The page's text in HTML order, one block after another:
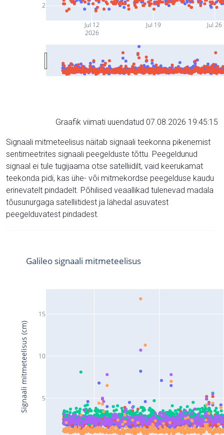
Jul 12
2026
Jul 19 Jul 26
2
Graafik viimati uuendatud 07.08.2026 19:45:15
Signaali mitmeteelisus näitab signaali teekonna pikenemist
sentimeetrites signaali peegelduste tõttu. Peegeldunud
signaal ei tule tugijaama otse satelliidilt, vaid keerukamat
teekonda pidi, kas ühe- või mitmekordse peegelduse kaudu
erinevatelt pindadelt. Põhilised veaallikad tulenevad madala
tõusunurgaga satelliitidest ja lähedal asuvatest
peegelduvatest pindadest.
5
10
15
Galileo signaali mitmeteelisus
Signaali mitmeteelisus (cm)